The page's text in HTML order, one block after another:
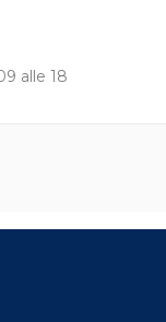
alle 18